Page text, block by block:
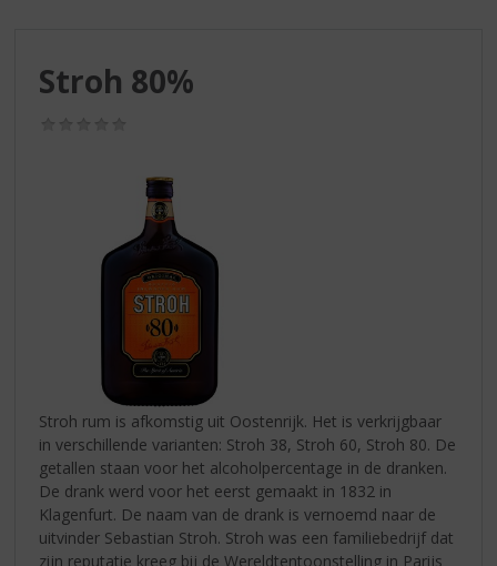
Stroh 80%
Stroh rum is afkomstig uit Oostenrijk. Het is verkrijgbaar
in verschillende varianten: Stroh 38, Stroh 60, Stroh 80. De
getallen staan voor het alcoholpercentage in de dranken.
De drank werd voor het eerst gemaakt in 1832 in
Klagenfurt. De naam van de drank is vernoemd naar de
uitvinder Sebastian Stroh. Stroh was een familiebedrijf dat
zijn reputatie kreeg bij de Wereldtentoonstelling in Parijs